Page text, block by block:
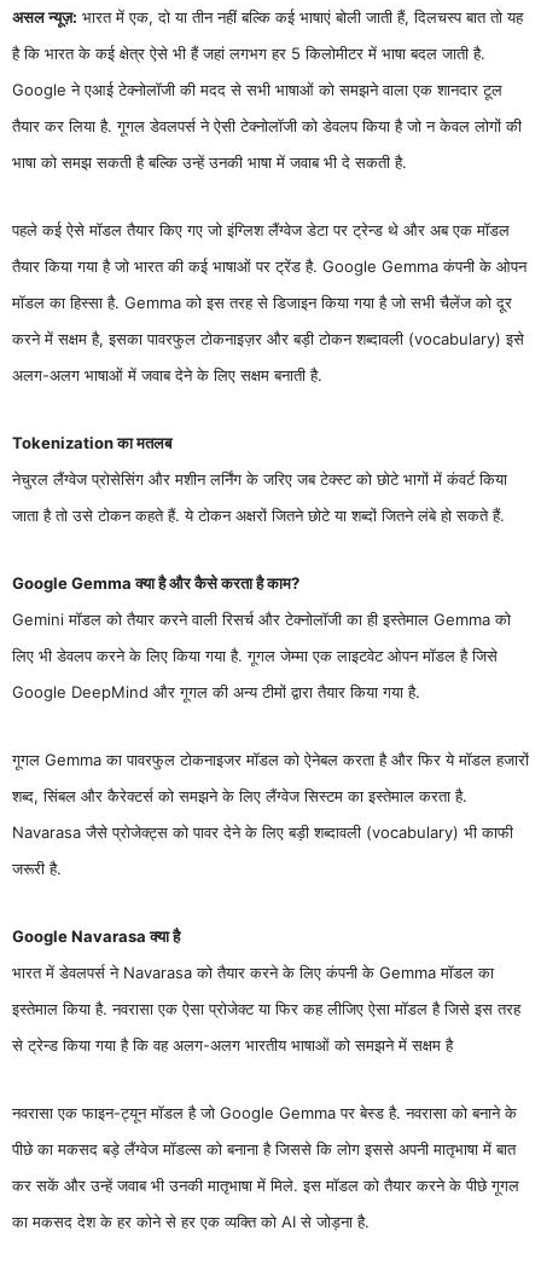
असल न्यूज़: भारत में एक, दो या तीन नहीं बल्कि कई भाषाएं बोली जाती हैं, दिलचस्प बात तो यह
है कि भारत के कई क्षेत्र ऐसे भी हैं जहां लगभग हर 5 किलोमीटर में भाषा बदल जाती है.
Google ने एआई टेक्नोलॉजी की मदद से सभी भाषाओं को समझने वाला एक शानदार टूल
तैयार कर लिया है. गूगल डेवलपर्स ने ऐसी टेक्नोलॉजी को डेवलप किया है जो न केवल लोगों की
भाषा को समझ सकती है बल्कि उन्हें उनकी भाषा में जवाब भी दे सकती है.
पहले कई ऐसे मॉडल तैयार किए गए जो इंग्लिश लैंग्वेज डेटा पर ट्रेन्ड थे और अब एक मॉडल
तैयार किया गया है जो भारत की कई भाषाओं पर ट्रेंड है. Google Gemma कंपनी के ओपन
मॉडल का हिस्सा है. Gemma को इस तरह से डिजाइन किया गया है जो सभी चैलेंज को दूर
करने में सक्षम है, इसका पावरफुल टोकनाइज़र और बड़ी टोकन शब्दावली (vocabulary) इसे
अलग-अलग भाषाओं में जवाब देने के लिए सक्षम बनाती है.
Tokenization का मतलब
नेचुरल लैंग्वेज प्रोसेसिंग और मशीन लर्निंग के जरिए जब टेक्स्ट को छोटे भागों में कंवर्ट किया
जाता है तो उसे टोकन कहते हैं. ये टोकन अक्षरों जितने छोटे या शब्दों जितने लंबे हो सकते हैं.
Google Gemma क्या है और कैसे करता है काम?
Gemini मॉडल को तैयार करने वाली रिसर्च और टेक्नोलॉजी का ही इस्तेमाल Gemma को
लिए भी डेवलप करने के लिए किया गया है. गूगल जेम्मा एक लाइटवेट ओपन मॉडल है जिसे
Google DeepMind और गूगल की अन्य टीमों द्वारा तैयार किया गया है.
गूगल Gemma का पावरफुल टोकनाइजर मॉडल को ऐनेबल करता है और फिर ये मॉडल हजारों
शब्द, सिंबल और कैरेक्टर्स को समझने के लिए लैंग्वेज सिस्टम का इस्तेमाल करता है.
Navarasa जैसे प्रोजेक्ट्स को पावर देने के लिए बड़ी शब्दावली (vocabulary) भी काफी
जरूरी है.
Google Navarasa क्या है
भारत में डेवलपर्स ने Navarasa को तैयार करने के लिए कंपनी के Gemma मॉडल का
इस्तेमाल किया है. नवरासा एक ऐसा प्रोजेक्ट या फिर कह लीजिए ऐसा मॉडल है जिसे इस तरह
से ट्रेन्ड किया गया है कि वह अलग-अलग भारतीय भाषाओं को समझने में सक्षम है
नवरासा एक फाइन-ट्यून मॉडल है जो Google Gemma पर बेस्ड है. नवरासा को बनाने के
पीछे का मकसद बड़े लैंग्वेज मॉडल्स को बनाना है जिससे कि लोग इससे अपनी मातृभाषा में बात
कर सकें और उन्हें जवाब भी उनकी मातृभाषा में मिले. इस मॉडल को तैयार करने के पीछे गूगल
का मकसद देश के हर कोने से हर एक व्यक्ति को AI से जोड़ना है.